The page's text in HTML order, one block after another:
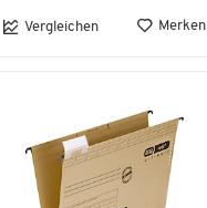
Vergleichen Merken